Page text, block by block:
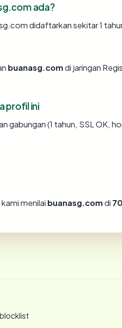
ada?
didaftarkan sekitar 1
buanasg.comdi jaringan
profil ini
gabungan (1 tahun, SSL OK,
menilai buanasg.comdi